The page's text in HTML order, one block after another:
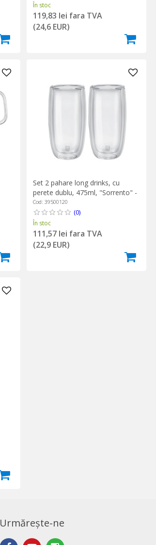
În stoc
119,83 lei fara TVA
(24,6 EUR)
Set 2 pahare long drinks, cu
perete dublu, 475ml, "Sorrento" -
Zwilling
Cod: 39500120
(0)
În stoc
111,57 lei fara TVA
(22,9 EUR)
Urmărește-ne